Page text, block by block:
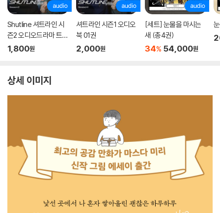
Shutline 셔트라인 시
즌2 오디오드라마 트랙
01
1,800원
셔트라인 시즌1 오디오
북 01권
2,000원
[세트] 눈물을 마시는
새 (총4권)
34% 54,000원
상세 이미지